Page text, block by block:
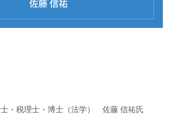
士・税理士・博士（法学） 佐藤 信祐氏